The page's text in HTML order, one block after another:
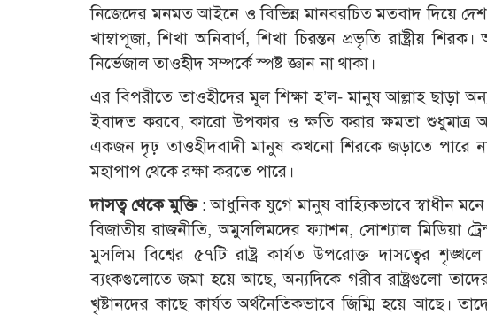
নিজেদের মনমত আইনে ও বিভিন্ন মানবরচিত মতবাদ দিয়ে দেশ
খাম্বাপূজা, শিখা অনিবার্ণ, শিখা চিরন্তন প্রভৃতি রাষ্ট্রীয়
নির্ভেজাল তাওহীদ সম্পর্কে স্পষ্ট জ্ঞান না থাকা।
এর বিপরীতে তাওহীদের মূল শিক্ষা হ’ল- মানুষ আল্লাহ ছাড়া
ইবাদত করবে, কারো উপকার ও ক্ষতি করার ক্ষমতা শুধুমাত্র
একজন দৃঢ় তাওহীদবাদী মানুষ কখনো শিরকে জড়াতে পারে
মহাপাপ থেকে রক্ষা করতে পারে।
দাসত্ব থেকে মুক্তি: আধুনিক যুগে মানুষ বাহ্যিকভাবে স্বাধীন
বিজাতীয় রাজনীতি, অমুসলিমদের ফ্যাশন, সোশ্যাল মিডিয়া
মুসলিম বিশ্বের ৫৭টি রাষ্ট্র কার্যত উপরোক্ত দাসত্বের
ব্যংকগুলোতে জমা হয়ে আছে, অন্যদিকে গরীব রাষ্ট্রগুলো
খৃষ্টানদের কাছে কার্যত অর্থনৈতিকভাবে জিম্মি হয়ে আছে।